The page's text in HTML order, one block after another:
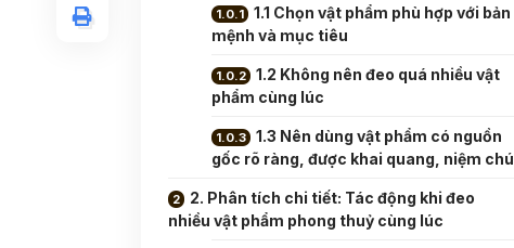
1.1 Chọn vật phẩm phù hợp với bản
mệnh và mục tiêu
1.2 Không nên đeo quá nhiều vật
phẩm cùng lúc
1.3 Nên dùng vật phẩm có nguồn
gốc rõ ràng, được khai quang, niệm chú
2. Phân tích chi tiết: Tác động khi đeo
nhiều vật phẩm phong thuỷ cùng lúc